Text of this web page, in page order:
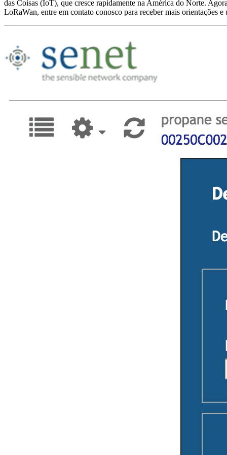
das Coisas (IoT), que cresce rapidamente na América do Norte.
LoRaWan, entre em contato conosco para receber mais orientações